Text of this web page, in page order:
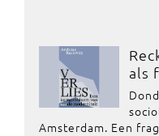
als
Amsterdam. Een